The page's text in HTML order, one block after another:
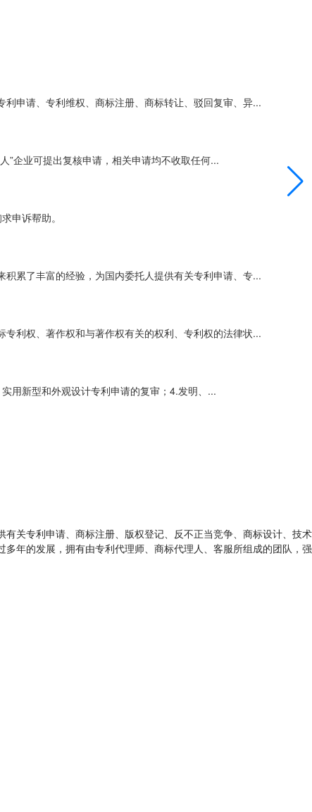
申请、专利维权、商标注册、商标转让、驳回复审、异...
”企业可提出复核申请，相关申请均不收取任何...
申诉帮助。
累了丰富的经验，为国内委托人提供有关专利申请、专...
利权、著作权和与著作权有关的权利、专利权的法律状...
用新型和外观设计专利申请的复审；4.发明、...
关专利申请、商标注册、版权登记、反不正当竞争、商标设计、技术
年的发展，拥有由专利代理师、商标代理人、客服所组成的团队，强